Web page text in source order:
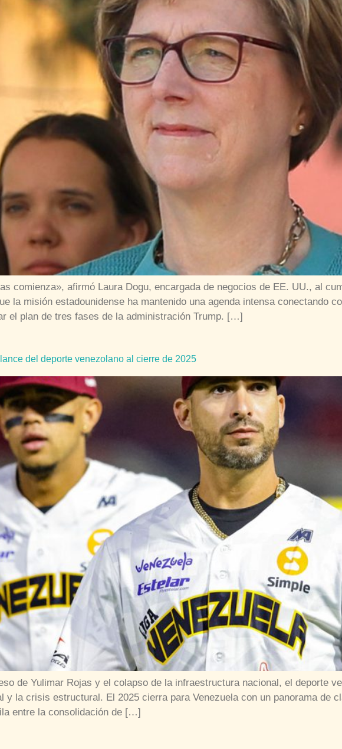
comienza», afirmó Laura Dogu, encargada de negocios de EE. UU., al
la misión estadounidense ha mantenido una agenda intensa conectando
el plan de tres fases de la administración Trump. […]
del deporte venezolano al cierre de 2025
de Yulimar Rojas y el colapso de la infraestructura nacional, el deporte
y la crisis estructural. El 2025 cierra para Venezuela con un panorama de
entre la consolidación de […]